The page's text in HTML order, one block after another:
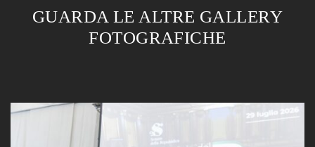
GUARDA LE ALTRE GALLERY
FOTOGRAFICHE